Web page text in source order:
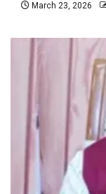
March 23, 2026